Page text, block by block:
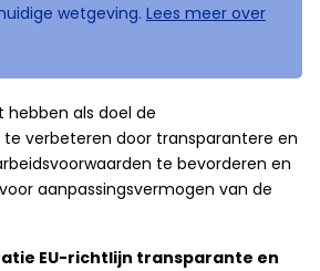
wetgeving. Lees meer over
hebben als doel de
verbeteren door transparantere en
te bevorderen en
aanpassingsvermogen van de
EU-richtlijn transparante en